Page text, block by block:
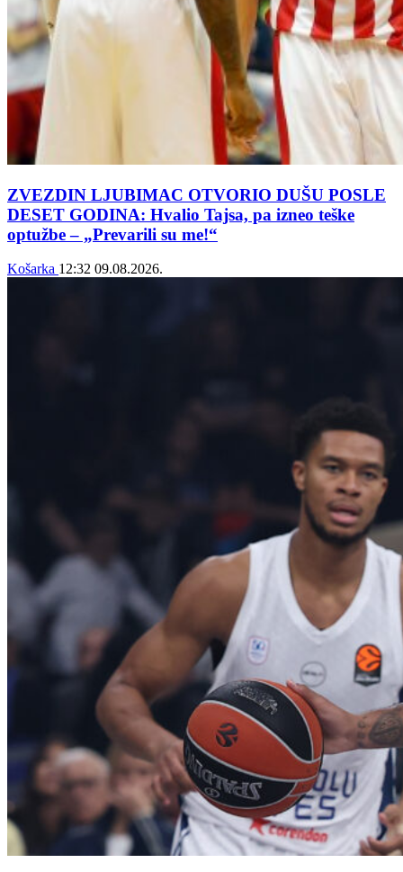
ZVEZDIN LJUBIMAC OTVORIO DUŠU POSLE
DESET GODINA: Hvalio Tajsa, pa izneo teške
optužbe – „Prevarili su me!“
Košarka 12:32 09.08.2026.